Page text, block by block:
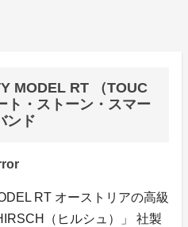
MODEL RT （TOUC
ト・ストーン・スマー
ンド
RT オーストリアの高級
（ヒルシュ）」 社製